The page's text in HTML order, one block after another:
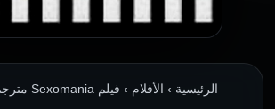
الرئيسية › الأفلام › فيلم Sexomania مترجم للكبار فقط